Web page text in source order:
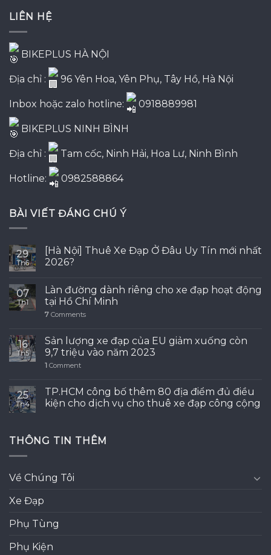
LIÊN HỆ
BIKEPLUS HÀ NỘI
Địa chỉ : 96 Yên Hoa, Yên Phụ, Tây Hồ, Hà Nội
Inbox hoặc zalo hotline: 0918889981
BIKEPLUS NINH BÌNH
Địa chỉ : Tam cốc, Ninh Hải, Hoa Lư, Ninh Bình
Hotline: 0982588864
BÀI VIẾT ĐÁNG CHÚ Ý
29
Th6
[Hà Nội] Thuê Xe Đạp Ở Đâu Uy Tín mới nhất
2026?
07
Th1
Làn đường dành riêng cho xe đạp hoạt động
tại Hồ Chí Minh
7 Comments
16
Th5
Sản lượng xe đạp của EU giảm xuống còn
9,7 triệu vào năm 2023
1 Comment
25
Th4
TP.HCM công bố thêm 80 địa điểm đủ điều
kiện cho dịch vụ cho thuê xe đạp công cộng
THÔNG TIN THÊM
Về Chúng Tôi
Xe Đạp
Phụ Tùng
Phụ Kiện